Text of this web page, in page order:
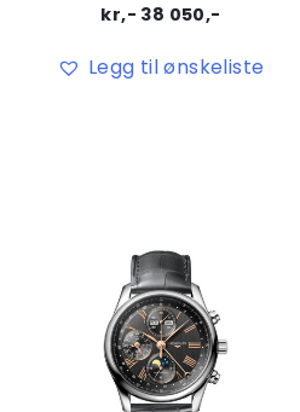
kr,- 38 050,-
Legg til ønskeliste